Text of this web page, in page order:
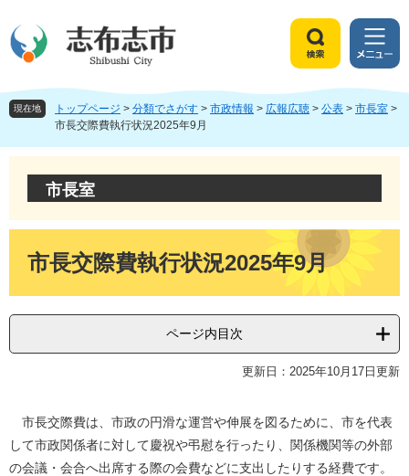
ジ
頭
ュ
飛
へ
索
メ
ニ
ュ
ー
現在地 トップページ > 分類でさがす > 市政情報 > 広報広聴 > 公表 > 市長室 >
市長交際費執行状況2025年9月
市長室
市長交際費執行状況2025年9月
ページ内目次
更新日：2025年10月17日更新
市長交際費は、市政の円滑な運営や伸展を図るために、市を代表
して市政関係者に対して慶祝や弔慰を行ったり、関係機関等の外部
の会議・会合へ出席する際の会費などに支出したりする経費です。